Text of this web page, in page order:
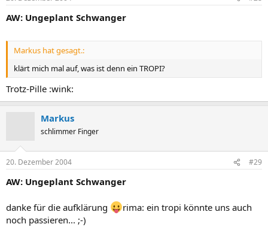
AW: Ungeplant Schwanger
Markus hat gesagt.:
klärt mich mal auf, was ist denn ein TROPI?
Trotz-Pille :wink:
Markus
schlimmer Finger
20. Dezember 2004 #29
AW: Ungeplant Schwanger
danke für die aufklärung
rima: ein tropi könnte uns auch
noch passieren... ;-)